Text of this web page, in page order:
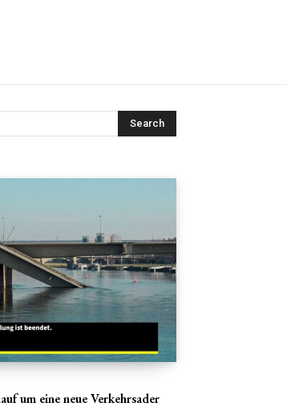
Search
um eine neue Verkehrsader